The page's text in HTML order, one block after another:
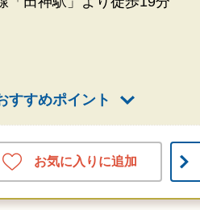
すすめポイント
お気に入りに追加